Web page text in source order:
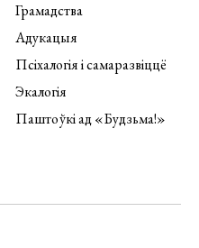
Грамадства
Адукацыя
Псіхалогія і самаразвіццё
Экалогія
Паштоўкі ад «Будзьма!»